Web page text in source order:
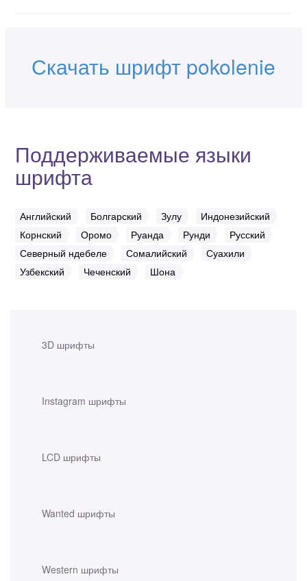
3D шрифты
Instagram шрифты
LCD шрифты
Wanted шрифты
Western шрифты
Скачать шрифт pokolenie
Поддерживаемые языки
шрифта
Английский Болгарский Зулу
Индонезийский
Корнский
Оромо Руанда Рунди
Русский
Северный ндебеле
Сомалийский
Суахили
Узбекский
Чеченский Шона